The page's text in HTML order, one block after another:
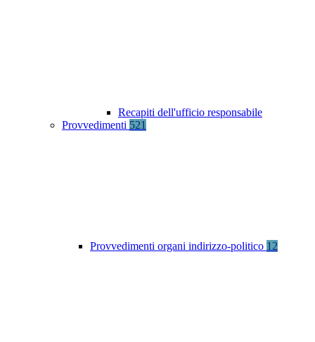
Recapiti dell'ufficio responsabile
Provvedimenti 521
Provvedimenti organi indirizzo-politico 12